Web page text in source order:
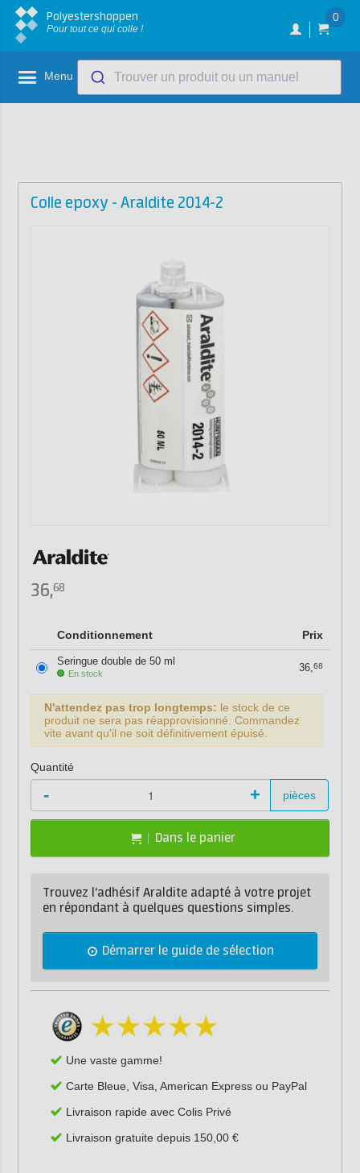
Polyestershoppen
Pour tout ce qui colle !
0
Menu Trouver un produit ou un manuel
Colle epoxy - Araldite 2014-2
36,68
Conditionnement Prix
Seringue double de 50 ml
En stock 36,68
N'attendez pas trop longtemps: le stock de ce
produit ne sera pas réapprovisionné. Commandez
vite avant qu'il ne soit définitivement épuisé.
Quantité
- + pièces
Dans le panier
Trouvez l'adhésif Araldite adapté à votre projet
en répondant à quelques questions simples.
Démarrer le guide de sélection
Une vaste gamme!
Carte Bleue, Visa, American Express ou PayPal
Livraison rapide avec Colis Privé
Livraison gratuite depuis 150,00 €